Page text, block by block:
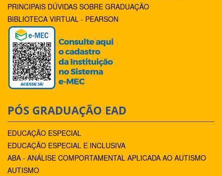
PRINCIPAIS DÚVIDAS SOBRE GRADUAÇÃO
BIBLIOTECA VIRTUAL - PEARSON
PÓS GRADUAÇÃO EAD
EDUCAÇÃO ESPECIAL
EDUCAÇÃO ESPECIAL E INCLUSIVA
ABA - ANÁLISE COMPORTAMENTAL APLICADA AO AUTISMO
AUTISMO